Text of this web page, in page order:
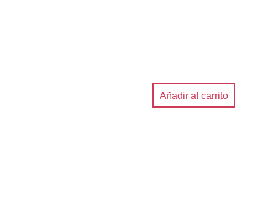
Añadir al carrito